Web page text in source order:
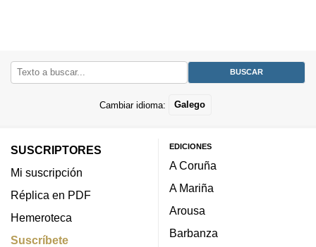
Cambiar idioma: Galego
SUSCRIPTORES
Mi suscripción
Réplica en PDF
Hemeroteca
Suscríbete
EDICIONES
A Coruña
A Mariña
Arousa
Barbanza